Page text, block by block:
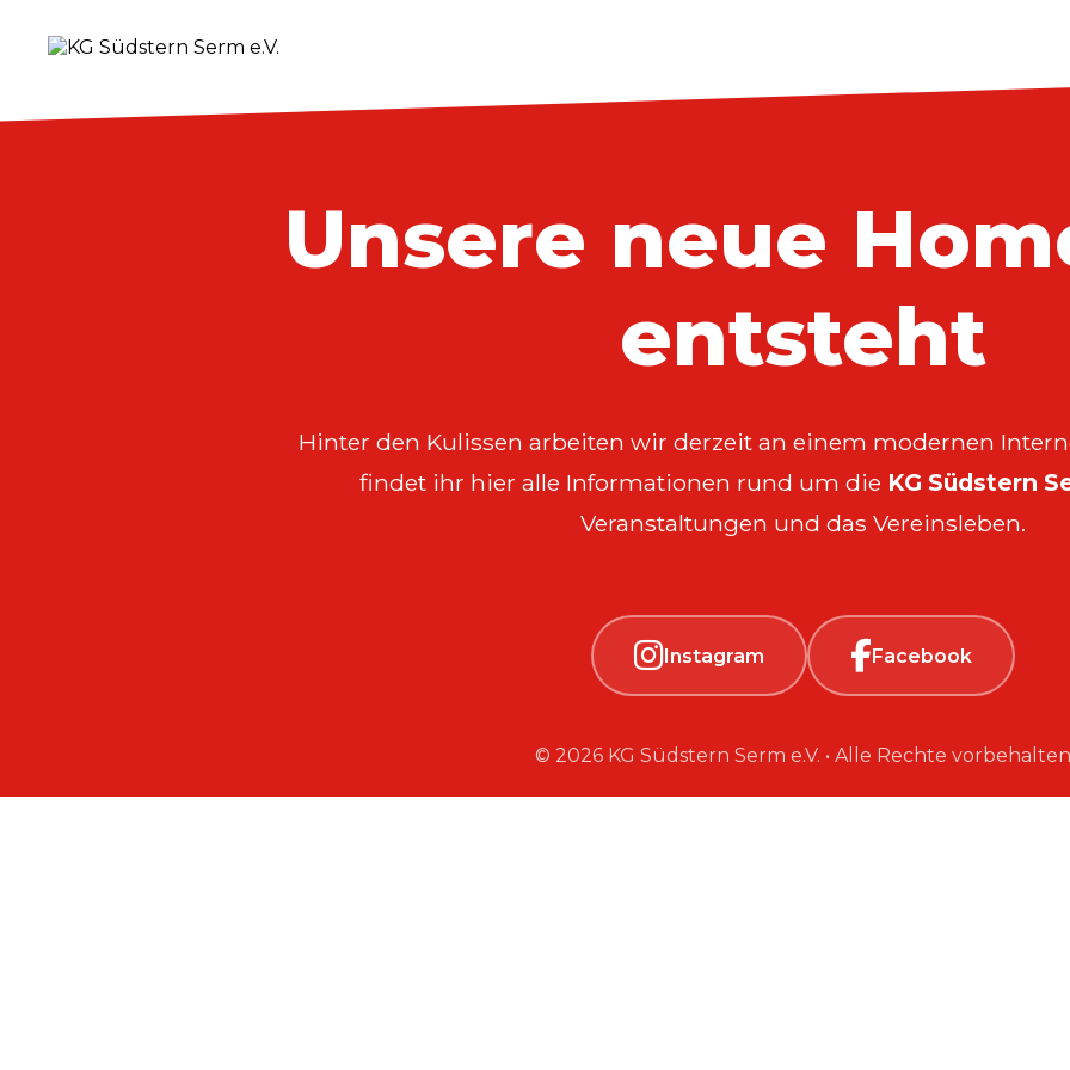
Unsere neue
entsteht
Hinter den Kulissen arbeiten wir derzeit an einem modernen
findet ihr hier alle Informationen rund um die KG Südstern
Veranstaltungen und das Vereinsleben.
Instagram Facebook
© 2026 KG Südstern Serm e.V. • Alle Rechte vorbehalten